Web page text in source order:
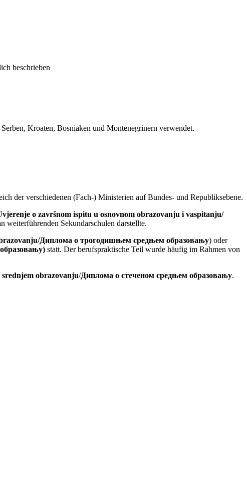
Kroaten, Bosniaken und Montenegrinern verwendet.
der verschiedenen (Fach-) Ministerien auf Bundes- und Republiksebene.
o završnom ispitu u osnovnom obrazovanju i vaspitanju/
weiterführenden Sekundarschulen darstellte.
Диплома о трогодишњем средњем образовању) oder
statt. Der berufspraktische Teil wurde häufig im Rahmen von
srednjem obrazovanju/Диплома о стеченом средњем образовању.